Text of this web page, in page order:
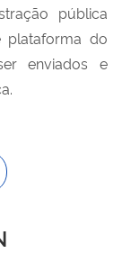
pública
plataforma do
enviados e